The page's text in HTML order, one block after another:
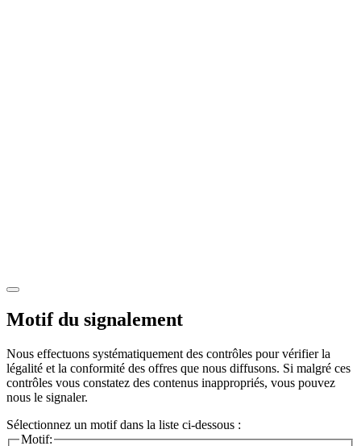
Motif du signalement
Nous effectuons systématiquement des contrôles pour vérifier la
légalité et la conformité des offres que nous diffusons. Si malgré ces
contrôles vous constatez des contenus inappropriés, vous pouvez
nous le signaler.
Sélectionnez un motif dans la liste ci-dessous :
Motif: